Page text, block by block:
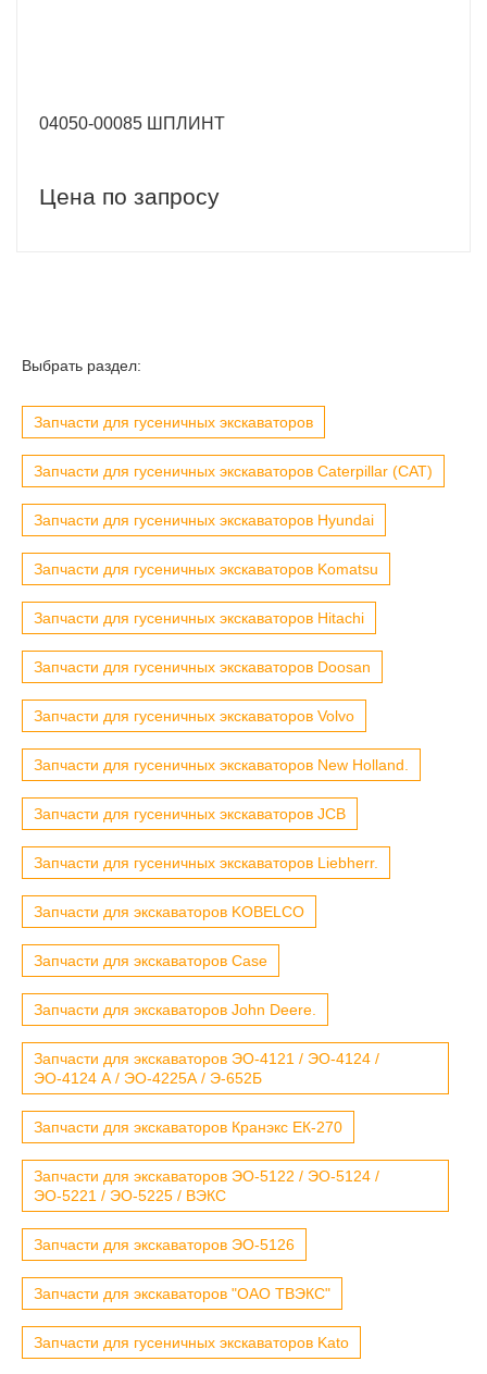
04050-00085 ШПЛИНТ
Цена по запросу
Выбрать раздел:
Запчасти для гусеничных экскаваторов
Запчасти для гусеничных экскаваторов Caterpillar (CAT)
Запчасти для гусеничных экскаваторов Hyundai
Запчасти для гусеничных экскаваторов Komatsu
Запчасти для гусеничных экскаваторов Hitachi
Запчасти для гусеничных экскаваторов Doosan
Запчасти для гусеничных экскаваторов Volvo
Запчасти для гусеничных экскаваторов New Holland.
Запчасти для гусеничных экскаваторов JCB
Запчасти для гусеничных экскаваторов Liebherr.
Запчасти для экскаваторов KOBELCO
Запчасти для экскаваторов Case
Запчасти для экскаваторов John Deere.
Запчасти для экскаваторов ЭО-4121 / ЭО-4124 /
ЭО-4124 А / ЭО-4225А / Э-652Б
Запчасти для экскаваторов Кранэкс ЕК-270
Запчасти для экскаваторов ЭО-5122 / ЭО-5124 /
ЭО-5221 / ЭО-5225 / ВЭКС
Запчасти для экскаваторов ЭО-5126
Запчасти для экскаваторов "ОАО ТВЭКС"
Запчасти для гусеничных экскаваторов Kato